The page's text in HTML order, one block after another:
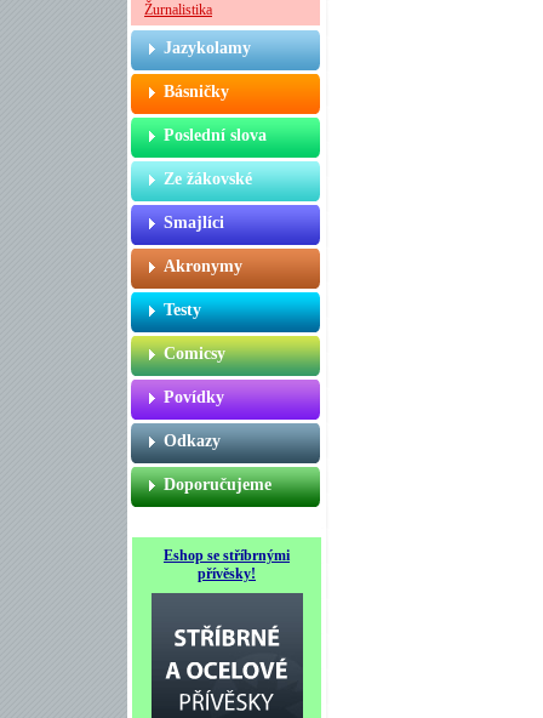
Žurnalistika
Jazykolamy
Básničky
Poslední slova
Ze žákovské
Smajlíci
Akronymy
Testy
Comicsy
Povídky
Odkazy
Doporučujeme
Eshop se stříbrnými
přívěsky!